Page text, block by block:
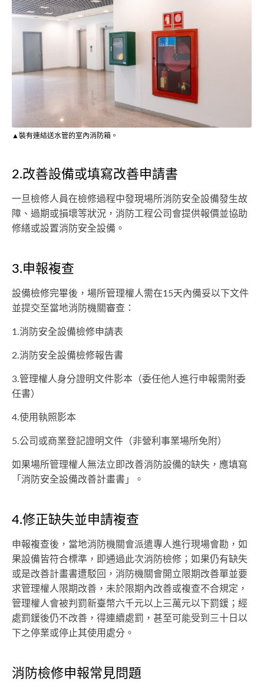
▲裝有連結送水管的室內消防箱。
2.改善設備或填寫改善申請書
一旦檢修人員在檢修過程中發現場所消防安全設備發生故
障、過期或損壞等狀況，消防工程公司會提供報價並協助
修繕或設置消防安全設備。
3.申報複查
設備檢修完畢後，場所管理權人需在15天內備妥以下文件
並提交至當地消防機關審查：
1.消防安全設備檢修申請表
2.消防安全設備檢修報告書
3.管理權人身分證明文件影本（委任他人進行申報需附委
任書）
4.使用執照影本
5.公司或商業登記證明文件（非營利事業場所免附）
如果場所管理權人無法立即改善消防設備的缺失，應填寫
「消防安全設備改善計畫書」。
4.修正缺失並申請複查
申報複查後，當地消防機關會派遣專人進行現場會勘，如
果設備皆符合標準，即通過此次消防檢修；如果仍有缺失
或是改善計畫書遭駁回，消防機關會開立限期改善單並要
求管理權人限期改善，未於限期內改善或複查不合規定，
管理權人會被判罰新臺幣六千元以上三萬元以下罰鍰；經
處罰鍰後仍不改善，得連續處罰，甚至可能受到三十日以
下之停業或停止其使用處分。
消防檢修申報常見問題